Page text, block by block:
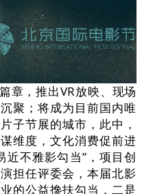
章，推出VR放映、现场
聚；将成为目前国内唯
子节展的城市，此中，
维度，文化消费促前进
近不雅影勾当”，项目创
担任评委会，本届北影
的公益搀扶勾当，二是